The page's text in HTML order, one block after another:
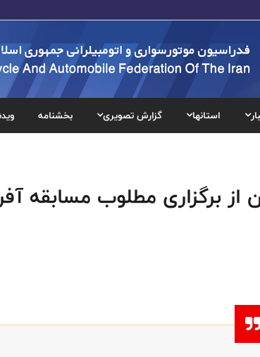
استانها گزارش تصویری بخشنامه
برگزاری مطلوب مسابقه